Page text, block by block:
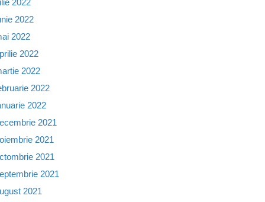
2022
2022
2022
2022
2022
2022
2021
2021
2021
2021
2021